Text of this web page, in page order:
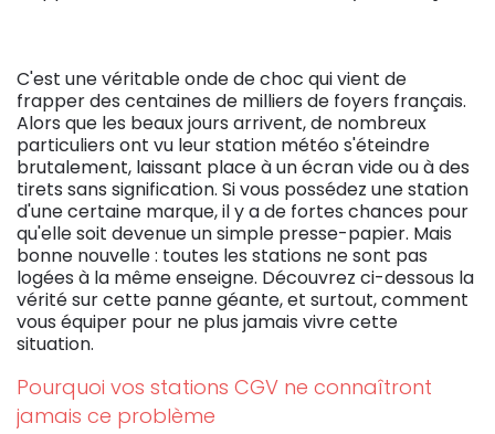
C'est une véritable onde de choc qui vient de
frapper des centaines de milliers de foyers français.
Alors que les beaux jours arrivent, de nombreux
particuliers ont vu leur station météo s'éteindre
brutalement, laissant place à un écran vide ou à des
tirets sans signification. Si vous possédez une station
d'une certaine marque, il y a de fortes chances pour
qu'elle soit devenue un simple presse-papier. Mais
bonne nouvelle : toutes les stations ne sont pas
logées à la même enseigne. Découvrez ci-dessous la
vérité sur cette panne géante, et surtout, comment
vous équiper pour ne plus jamais vivre cette
situation.
Pourquoi vos stations CGV ne connaîtront
jamais ce problème